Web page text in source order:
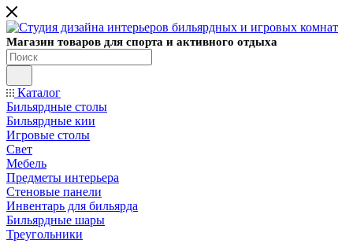
Магазин товаров для спорта и активного отдыха
Каталог
Бильярдные столы
Бильярдные кии
Игровые столы
Свет
Мебель
Предметы интерьера
Стеновые панели
Инвентарь для бильярда
Бильярдные шары
Треугольники